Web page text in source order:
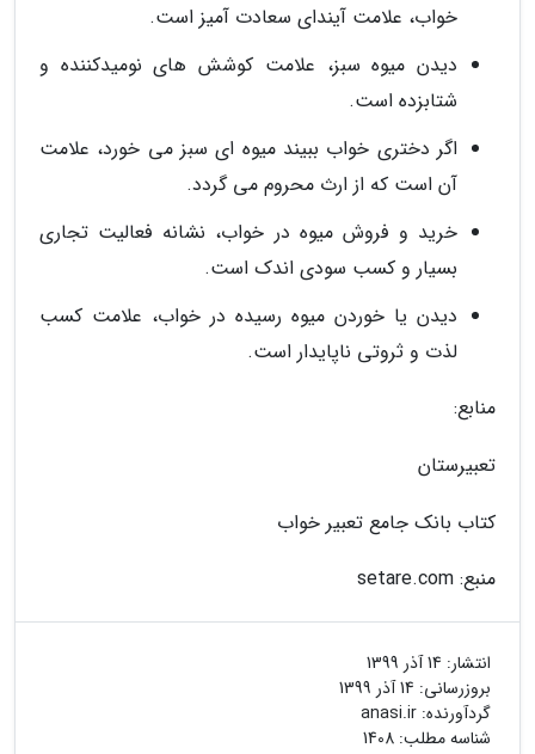
خواب، علامت آیندای سعادت آمیز است.
دیدن میوه سبز، علامت کوشش های نومیدکننده و
شتابزده است.
اگر دختری خواب ببیند میوه ای سبز می خورد، علامت
آن است که از ارث محروم می گردد.
خرید و فروش میوه در خواب، نشانه فعالیت تجاری
بسیار و کسب سودی اندک است.
دیدن یا خوردن میوه رسیده در خواب، علامت کسب
لذت و ثروتی ناپایدار است.
منابع:
تعبیرستان
کتاب بانک جامع تعبیر خواب
منبع: setare.com
انتشار: 14 آذر 1399
بروزرسانی: 14 آذر 1399
گردآورنده: anasi.ir
شناسه مطلب: 1408